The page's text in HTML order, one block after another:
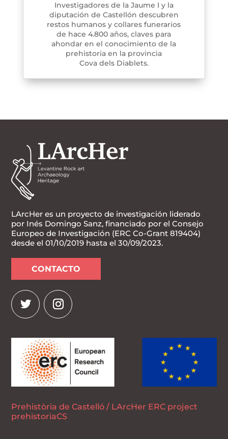
Investigadores de la Jaume I y la
diputación de Castellón descubren
restos humanos y collares funerarios
de hace 4.800 años, claves para
ahondar en el conocimiento de la
prehistoria en la provincia
Cova dels Diablets.
LArcHer es un proyecto de investigación liderado
por Inés Domingo Sanz, financiado por el Consejo
Europeo de Investigación (ERC Co-Grant 819404)
desde el 01/10/2019 hasta el 30/09/2023.
CONTACTO
Prehistòria de Castelló / LArcHer ERC project
prehistoriaCS